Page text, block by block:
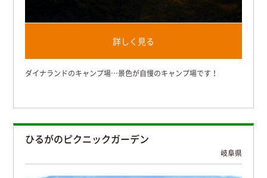
詳しく見る
ダイナランドのキャンプ場…景色が自慢のキャンプ場です！
ひるがのピクニックガーデン
岐阜県